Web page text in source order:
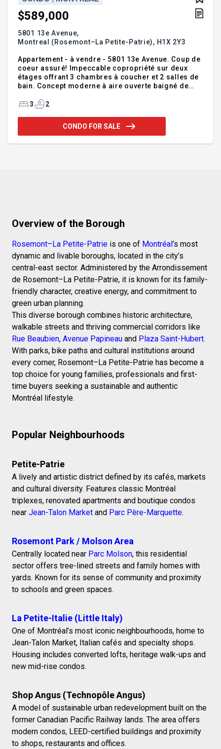
$589,000
5801 13e Avenue,
Montreal (Rosemont–La Petite-Patrie), H1X 2Y3
Appartement - à vendre - 5801 13e Avenue. Coup de
coeur assuré! Impeccable copropriété sur deux
étages offrant 3 chambres à coucher et 2 salles de
bain. Concept moderne à aire ouverte baigné de
planchers de bois et les comptoirs de quartz
soigneusement entretenu. Profitez de deux
terrasses privées offrant des vues spectaculaires
3 2
CONDO FOR SALE
Overview of the Borough
Rosemont–La Petite-Patrie is one of Montréal’s most
dynamic and livable boroughs, located in the city’s
central-east sector. Administered by the Arrondissement
de Rosemont–La Petite-Patrie, it is known for its family-
friendly character, creative energy, and commitment to
green urban planning.
This diverse borough combines historic architecture,
walkable streets and thriving commercial corridors like
Rue Beaubien, Avenue Papineau and Plaza Saint-Hubert.
With parks, bike paths and cultural institutions around
every corner, Rosemont–La Petite-Patrie has become a
top choice for young families, professionals and first-
time buyers seeking a sustainable and authentic
Montréal lifestyle.
Popular Neighbourhoods
Petite-Patrie
A lively and artistic district defined by its cafés, markets
and cultural diversity. Features classic Montréal
triplexes, renovated apartments and boutique condos
near Jean-Talon Market and Parc Père-Marquette.
Rosemont Park / Molson Area
Centrally located near Parc Molson, this residential
sector offers tree-lined streets and family homes with
yards. Known for its sense of community and proximity
to schools and green spaces.
La Petite-Italie (Little Italy)
One of Montréal’s most iconic neighbourhoods, home to
Jean-Talon Market, Italian cafés and specialty shops.
Housing includes converted lofts, heritage walk-ups and
new mid-rise condos.
Shop Angus (Technopôle Angus)
A model of sustainable urban redevelopment built on the
former Canadian Pacific Railway lands. The area offers
modern condos, LEED-certified buildings and proximity
to shops, restaurants and offices.